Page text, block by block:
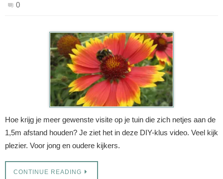
0
Hoe krijg je meer gewenste visite op je tuin die zich netjes aan de
1,5m afstand houden? Je ziet het in deze DIY-klus video. Veel kijk
plezier. Voor jong en oudere kijkers.
CONTINUE READING